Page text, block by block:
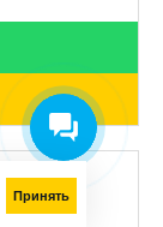
Принять